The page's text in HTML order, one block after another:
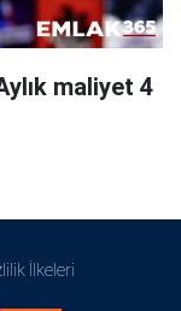
maliyet 4
İlkeleri